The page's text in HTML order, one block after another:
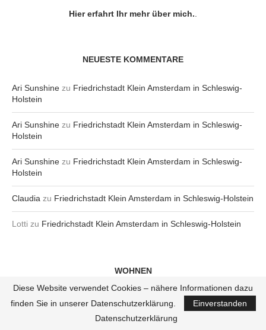
Hier erfahrt Ihr mehr über mich.
NEUESTE KOMMENTARE
Ari Sunshine zu Friedrichstadt Klein Amsterdam in Schleswig-
Holstein
Ari Sunshine zu Friedrichstadt Klein Amsterdam in Schleswig-
Holstein
Ari Sunshine zu Friedrichstadt Klein Amsterdam in Schleswig-
Holstein
Claudia zu Friedrichstadt Klein Amsterdam in Schleswig-Holstein
Lotti zu Friedrichstadt Klein Amsterdam in Schleswig-Holstein
WOHNEN
Diese Website verwendet Cookies – nähere Informationen dazu
finden Sie in unserer Datenschutzerklärung.
Einverstanden
Datenschutzerklärung